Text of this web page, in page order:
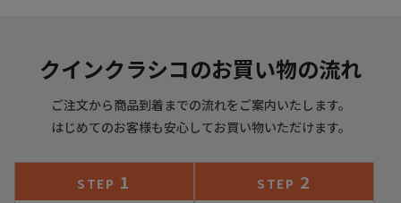
クインクラシコのお買い物の流れ
ご注文から商品到着までの流れをご案内いたします。
はじめてのお客様も安心してお買い物いただけます。
STEP 1 STEP 2